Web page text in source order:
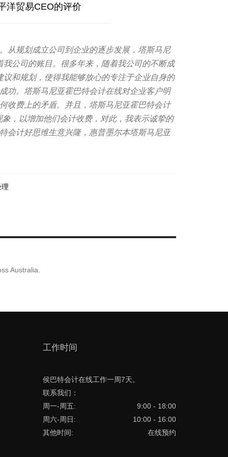
洋贸易CEO的评价
从规划成立公司到企业的逐步发展，塔斯马尼
公司的账目。很多年来，随着我公司的不断成
和规划，使得我能够放心的专注于企业自身的
功。塔斯马尼亚霍巴特会计在线对企业客户明
收费上的矛盾。并且，塔斯马尼亚霍巴特会计
，以增加他们会计收费，对此，我表示诚挚的
会计好思维生意兴隆，惠普墨尔本塔斯马尼亚
Australia.
工作时间
侯巴特会计在线工作一周7天。
联系我们：
周一-周五:
9:00 - 18:00
周六-周日:
10:00 - 16:00
其他时间:
在线预约